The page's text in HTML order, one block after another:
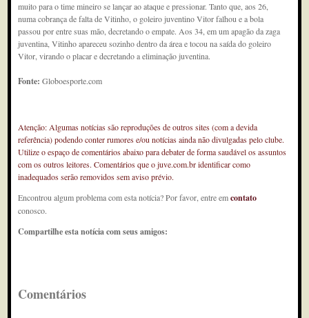
muito para o time mineiro se lançar ao ataque e pressionar. Tanto que, aos 26,
numa cobrança de falta de Vitinho, o goleiro juventino Vitor falhou e a bola
passou por entre suas mão, decretando o empate. Aos 34, em um apagão da zaga
juventina, Vitinho apareceu sozinho dentro da área e tocou na saída do goleiro
Vitor, virando o placar e decretando a eliminação juventina.
Fonte:Globoesporte.com
Atenção: Algumas notícias são reproduções de outros sites (com a devida
referência) podendo conter rumores e/ou notícias ainda não divulgadas pelo clube.
Utilize o espaço de comentários abaixo para debater de forma saudável os assuntos
com os outros leitores. Comentários que o juve.com.br identificar como
inadequados serão removidos sem aviso prévio.
Encontrou algum problema com esta notícia? Por favor, entre emcontato
conosco.
Compartilhe esta notícia com seus amigos:
Comentários